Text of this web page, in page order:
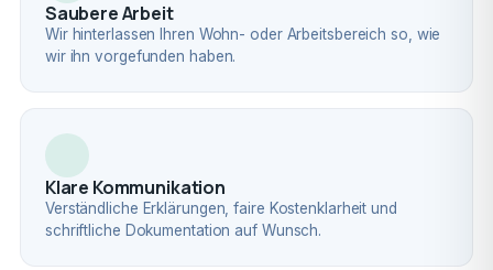
Saubere Arbeit
Wir hinterlassen Ihren Wohn- oder Arbeitsbereich so, wie
wir ihn vorgefunden haben.
Klare Kommunikation
Verständliche Erklärungen, faire Kostenklarheit und
schriftliche Dokumentation auf Wunsch.